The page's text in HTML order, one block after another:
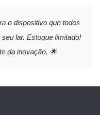
o dispositivo que todos
lar. Estoque limitado!
da inovação. 🌟